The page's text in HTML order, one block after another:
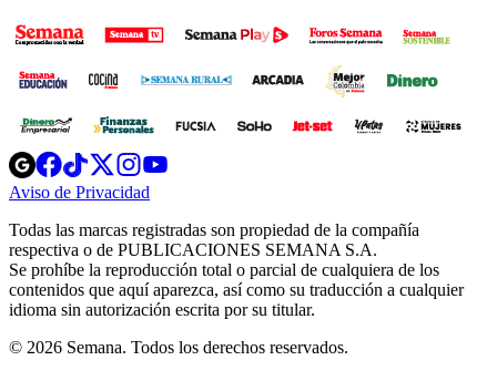
Opens
in
new
Opens
in
new
Opens
in
new
window
Opens
new
windowwindow
Aviso de Privacidad
new
window
Todas las marcas registradas son propiedad de la compañía
respectiva o de PUBLICACIONES SEMANA S.A.
Se prohíbe la reproducción total o parcial de cualquiera de los
contenidos que aquí aparezca, así como su traducción a cualquier
idioma sin autorización escrita por su titular.
© 2026 Semana. Todos los derechos reservados.